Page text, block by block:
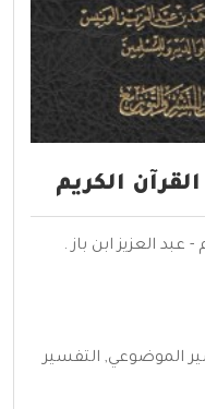
الكريم
العزيز ابن باز .
الموضوعي, التفسير